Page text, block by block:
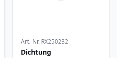
Art.-Nr. RX250232
Dichtung